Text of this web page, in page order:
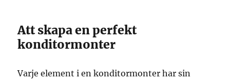
Att skapa en perfekt
konditormonter
Varje element i en konditormonter har sin